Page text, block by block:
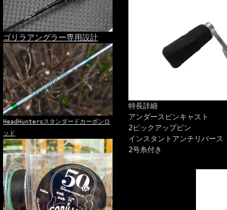
ゴリラアングラー専用設計
HeadHuntersスタンダードカーボンロ
ッド
特長詳細
アンダースピンキャスト
2ピックアップピン
インスタントアンチリバース
2号糸付き